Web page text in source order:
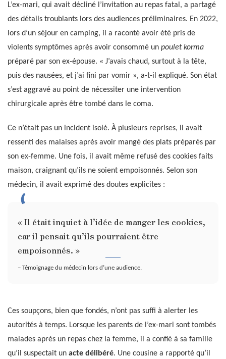
L’ex-mari, qui avait décliné l’invitation au repas fatal, a partagé
des détails troublants lors des audiences préliminaires. En 2022,
lors d’un séjour en camping, il a raconté avoir été pris de
violents symptômes après avoir consommé un poulet korma
préparé par son ex-épouse. « J’avais chaud, surtout à la tête,
puis des nausées, et j’ai fini par vomir », a-t-il expliqué. Son état
s’est aggravé au point de nécessiter une intervention
chirurgicale après être tombé dans le coma.
Ce n’était pas un incident isolé. À plusieurs reprises, il avait
ressenti des malaises après avoir mangé des plats préparés par
son ex-femme. Une fois, il avait même refusé des cookies faits
maison, craignant qu’ils ne soient empoisonnés. Selon son
médecin, il avait exprimé des doutes explicites :
« Il était inquiet à l’idée de manger les cookies,
car il pensait qu’ils pourraient être
empoisonnés. »
– Témoignage du médecin lors d’une audience.
Ces soupçons, bien que fondés, n’ont pas suffi à alerter les
autorités à temps. Lorsque les parents de l’ex-mari sont tombés
malades après un repas chez la femme, il a confié à sa famille
qu’il suspectait un acte délibéré. Une cousine a rapporté qu’il